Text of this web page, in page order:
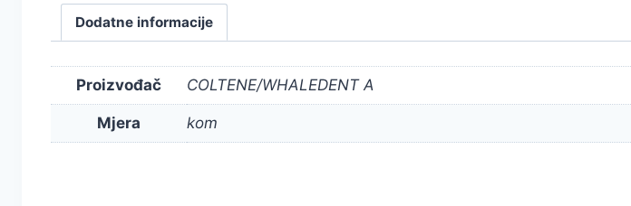
Dodatne informacije
Proizvođač COLTENE/WHALEDENT A
Mjera kom